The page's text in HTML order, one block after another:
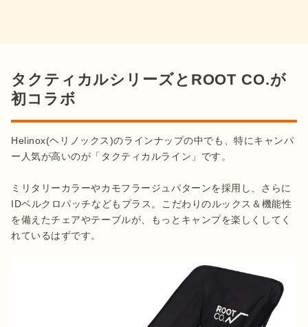
タクティカルシリーズとROOT CO.が
初コラボ
Helinox(ヘリノックス)のラインナップの中でも、特にキャンパ
ー人気が高いのが「タクティカルライン」です。
ミリタリーカラーやカモフラージュパターンを採用し、さらに
IDベルクロパッチなどもプラス。こだわりのルックス＆機能性
を備えたチェアやテーブルが、もっとキャンプを楽しくしてく
れているはずです。